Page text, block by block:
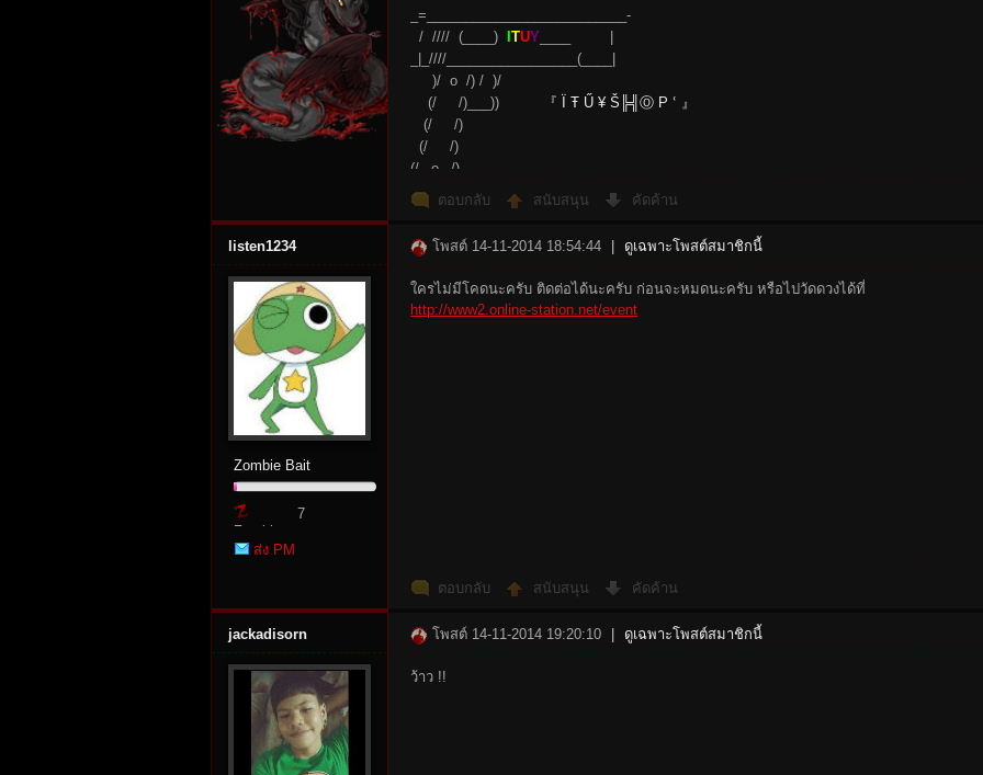
Su
_=__________________________-
/ //// (____)
TUY
_|_////_________________(____|
)/ o /) / )/
(/ /)___))
『 Ï Ŧ Ű ¥ Š╠╣Ⓞ P ՙ 』
(/ /)
(/ /)
(/_ o _/)
--------
ตอบกลับ สนับสนุน คัดค้าน
listen1234
Zombie Bait
Zombie
Point
7
ส่ง PM
โพสต์ 14-11-2014 18:54:44 ดูเฉพาะโพสต์สมาชิกนี้
ใครไม่มีโคดนะครับ ติดต่อได้นะครับ ก่อนจะหมดนะครับ หรือไปวัดดวงได้ที่
http://www2.online-station.net/event
ตอบกลับ สนับสนุน คัดค้าน
jackadisorn โพสต์ 14-11-2014 19:20:10 ดูเฉพาะโพสต์สมาชิกนี้
ว้าว !!